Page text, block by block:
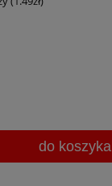
do koszyka